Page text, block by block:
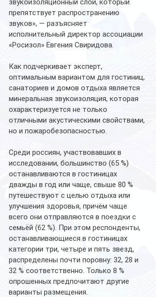
звукоизоляционный слой, который
препятствует распространению
звуков», — разъясняет
исполнительный директор ассоциации
«Росизол» Евгения Свиридова.
Как подчеркивает эксперт,
оптимальным вариантом для гостиниц,
санаториев и домов отдыха является
минеральная звукоизоляция, которая
охарактеризуется не только
отличными акустическими свойствами,
но и пожаробезопасностью.
Среди россиян, участвовавших в
исследовании, большинство (65 %)
останавливаются в гостиницах
дважды в год или чаще, свыше 80 %
путешествуют с целью отдыха или
улучшения здоровья, причём чаще
всего они отправляются в поездки с
семьёй (62 %). При этом респонденты,
останавливающиеся в гостиницах
категории три, четыре и пять звезд,
распределены почти поровну: 32, 28 и
32 % соответственно. Только 8 %
опрошенных предпочитают другие
варианты размещения.